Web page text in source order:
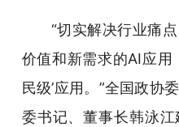
“切实解决行业痛
价值和新需求的AI应用
民级’应用。”全国政协
委书记、董事长韩泳